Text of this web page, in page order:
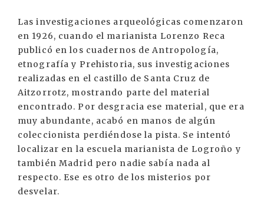
Las investigaciones arqueológicas comenzaron
en 1926, cuando el marianista Lorenzo Reca
publicó en los cuadernos de Antropología,
etnografía y Prehistoria, sus investigaciones
realizadas en el castillo de Santa Cruz de
Aitzorrotz, mostrando parte del material
encontrado. Por desgracia ese material, que era
muy abundante, acabó en manos de algún
coleccionista perdiéndose la pista. Se intentó
localizar en la escuela marianista de Logroño y
también Madrid pero nadie sabía nada al
respecto. Ese es otro de los misterios por
desvelar.